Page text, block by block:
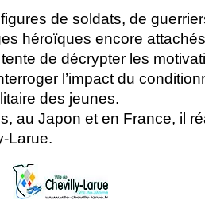
de soldats, de
héroïques encore
tente de décrypter les
l’impact du
des jeunes.
au Japon et en France, il
Larue.